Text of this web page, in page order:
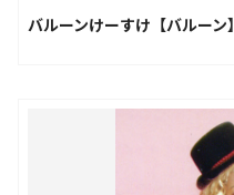
バルーンけーすけ【バルーン】